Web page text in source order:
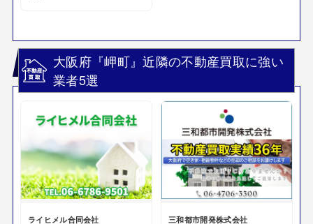
大阪府『岬町』近隣の不動産買取に強い
業者5選
ライヒメル合同会社 三和都市開発株式会社